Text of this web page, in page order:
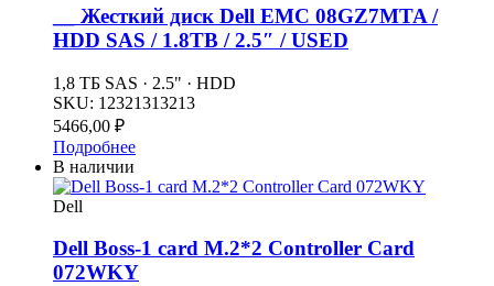
__ Жесткий диск Dell EMC 08GZ7MTA /
HDD SAS / 1.8TB / 2.5″ / USED
1,8 ТБ SAS · 2.5" · HDD
SKU: 12321313213
5466,00 ₽
Подробнее
В наличии
Dell
Dell Boss-1 card M.2*2 Controller Card
072WKY